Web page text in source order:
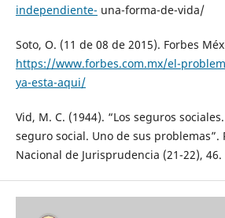
independiente- una-forma-de-vida/
Soto, O. (11 de 08 de 2015). Forbes
https://www.forbes.com.mx/el-
ya-esta-aqui/
Vid, M. C. (1944). “Los seguros
seguro social. Uno de sus problemas”.
Nacional de Jurisprudencia (21-22), 46.